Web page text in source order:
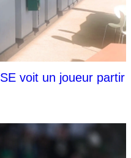
voit un joueur partir